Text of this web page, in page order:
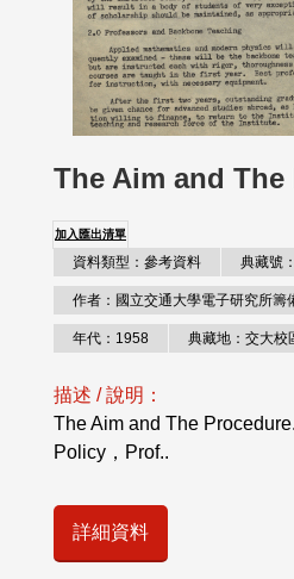
The Aim and
加入匯出清單
資料類型：參考資料 典藏號
作者：國立交通大學電子研究所籌
年代：1958 典藏地：交大校
描述 / 說明：
The Aim and The
Policy，Prof..
詳細資料